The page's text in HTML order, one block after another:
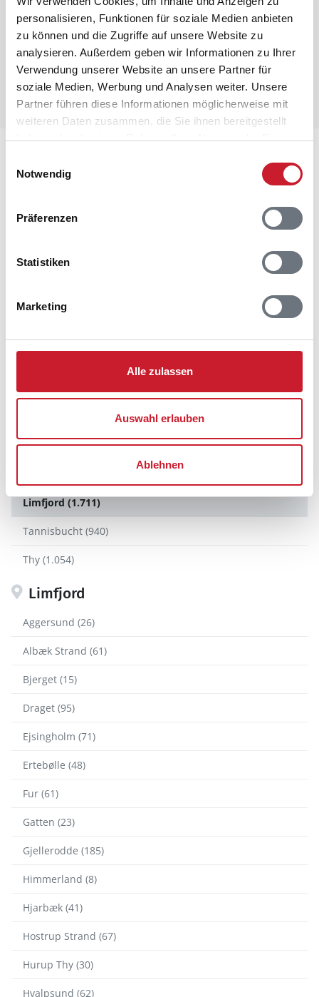
personalisieren, Funktionen für soziale Medien anbieten
zu können und die Zugriffe auf unsere Website zu
analysieren. Außerdem geben wir Informationen zu Ihrer
Verwendung unserer Website an unsere Partner für
soziale Medien, Werbung und Analysen weiter. Unsere
Partner führen diese Informationen möglicherweise mit
weiteren Daten zusammen, die Sie ihnen bereitgestellt
haben oder die sie im Rahmen Ihrer Nutzung der Dienste
Notwendig
Präferenzen
Statistiken
Marketing
Alle zulassen
Auswahl erlauben
Ablehnen
Folgen Sie uns auf diesen Kanälen
Bornholm (2.289)
Norddänemark (8.707)
Ostdänemark (5.428)
Süddänemark (5.147)
Norddänemark
Jammerbucht (4.171)
Limfjord (1.711)
Tannisbucht (940)
Thy (1.054)
Limfjord
Aggersund (26)
Albæk Strand (61)
Bjerget (15)
Draget (95)
Ejsingholm (71)
Ertebølle (48)
Fur (61)
Gatten (23)
Gjellerodde (185)
Himmerland (8)
Hjarbæk (41)
Hostrup Strand (67)
Hurup Thy (30)
Hvalpsund (62)